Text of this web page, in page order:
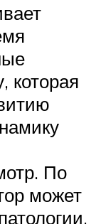
которая
По
может